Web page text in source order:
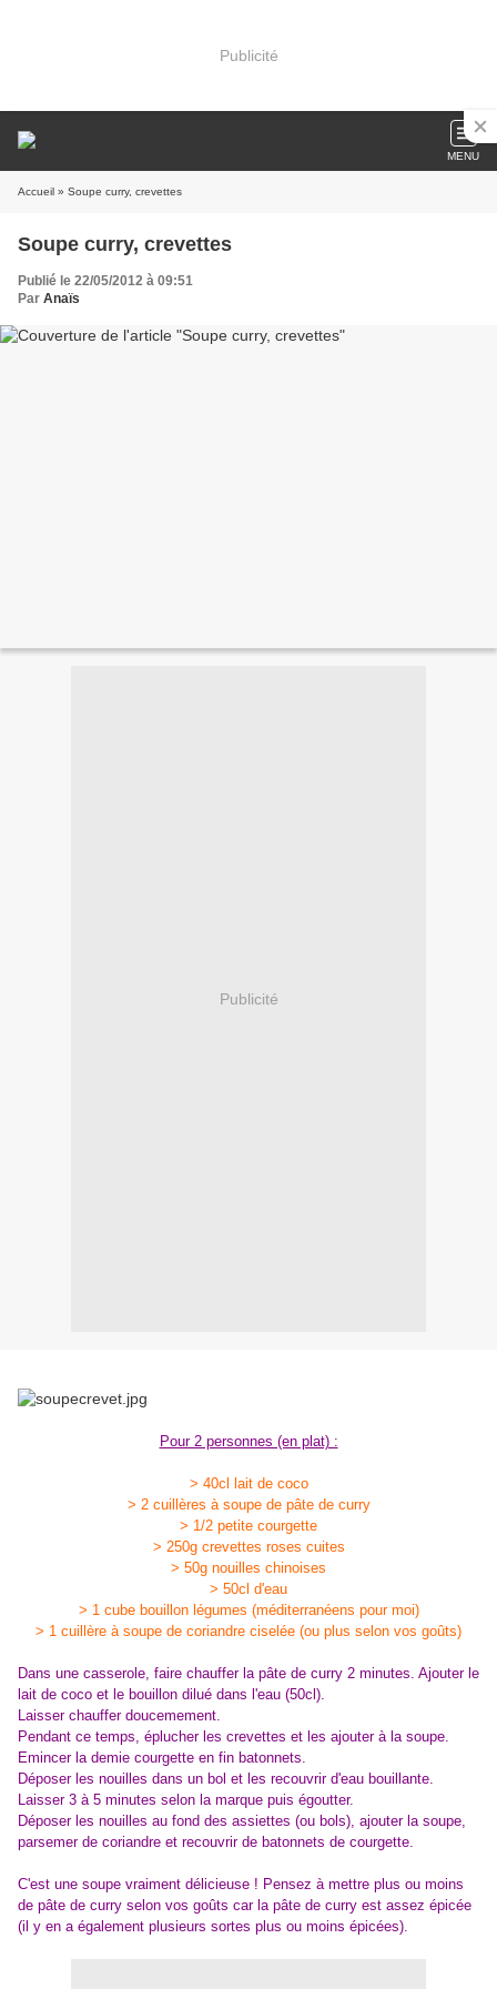
Publicité
MENU
Accueil » Soupe curry, crevettes
Soupe curry, crevettes
Publié le 22/05/2012 à 09:51
Par Anaïs
Publicité
Pour 2 personnes (en plat) :
> 40cl lait de coco
> 2 cuillères à soupe de pâte de curry
> 1/2 petite courgette
> 250g crevettes roses cuites
> 50g nouilles chinoises
> 50cl d'eau
> 1 cube bouillon légumes (méditerranéens pour moi)
> 1 cuillère à soupe de coriandre ciselée (ou plus selon vos goûts)
Dans une casserole, faire chauffer la pâte de curry 2 minutes. Ajouter le
lait de coco et le bouillon dilué dans l'eau (50cl).
Laisser chauffer doucemement.
Pendant ce temps, éplucher les crevettes et les ajouter à la soupe.
Emincer la demie courgette en fin batonnets.
Déposer les nouilles dans un bol et les recouvrir d'eau bouillante.
Laisser 3 à 5 minutes selon la marque puis égoutter.
Déposer les nouilles au fond des assiettes (ou bols), ajouter la soupe,
parsemer de coriandre et recouvrir de batonnets de courgette.
C'est une soupe vraiment délicieuse ! Pensez à mettre plus ou moins
de pâte de curry selon vos goûts car la pâte de curry est assez épicée
(il y en a également plusieurs sortes plus ou moins épicées).